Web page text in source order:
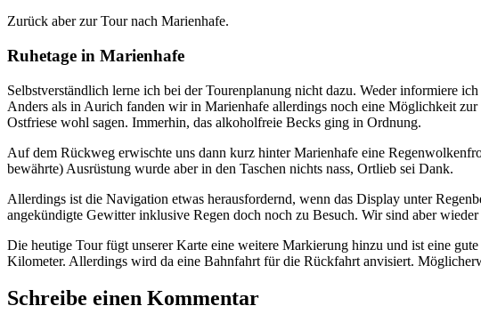
Zurück aber zur Tour nach Marienhafe.
Ruhetage in Marienhafe
Selbstverständlich lerne ich bei der Tourenplanung nicht dazu. Weder informiere
Anders als in Aurich fanden wir in Marienhafe allerdings noch eine Möglichkeit
Ostfriese wohl sagen. Immerhin, das alkoholfreie Becks ging in Ordnung.
Auf dem Rückweg erwischte uns dann kurz hinter Marienhafe eine
bewährte) Ausrüstung wurde aber in den Taschen nichts nass, Ortlieb sei Dank.
Allerdings ist die Navigation etwas herausfordernd, wenn das Display unter
angekündigte Gewitter inklusive Regen doch noch zu Besuch. Wir sind aber
Die heutige Tour fügt unserer Karte eine weitere Markierung hinzu und ist eine
Kilometer. Allerdings wird da eine Bahnfahrt für die Rückfahrt anvisiert.
Schreibe einen Kommentar